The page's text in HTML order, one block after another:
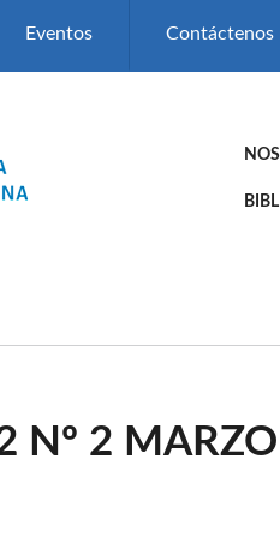
Eventos Contáctenos
Nº 2